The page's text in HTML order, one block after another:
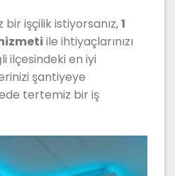
bir işçilik istiyorsanız,1
ile ihtiyaçlarınızı
ilçesindeki en iyi
şantiyeye
tertemiz bir iş